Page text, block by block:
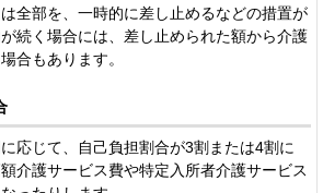
全部を、一時的に差し止めるなどの措置が
続く場合には、差し止められた額から介護
合もあります。
応じて、自己負担割合が3割または4割に
介護サービス費や特定入所者介護サービス